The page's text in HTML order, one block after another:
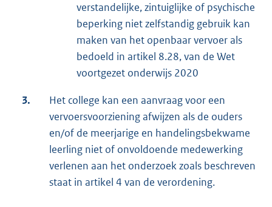
verstandelijke, zintuiglijke of psychische
beperking niet zelfstandig gebruik kan
maken van het openbaar vervoer als
bedoeld in artikel 8.28, van de Wet
voortgezet onderwijs 2020
3.
Het college kan een aanvraag voor een
vervoersvoorziening afwijzen als de ouders
en/of de meerjarige en handelingsbekwame
leerling niet of onvoldoende medewerking
verlenen aan het onderzoek zoals beschreven
staat in artikel 4 van de verordening.